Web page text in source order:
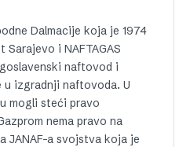
Dalmacije koja je 1974
Sarajevo i NAFTAGAS
naftovod i
izgradnji naftovoda. U
mogli steći pravo
nema pravo na
JANAF-a svojstva koja je